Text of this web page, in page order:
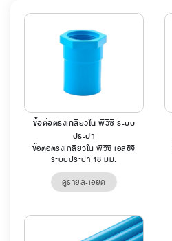
ข้อต่อตรงเกลียวใน พีวีซี ระบบ
ประปา
ข้อต่อตรงเกลียวใน พีวีซี เอสซีจี
ระบบประปา 18 มม.
ดูรายละเอียด